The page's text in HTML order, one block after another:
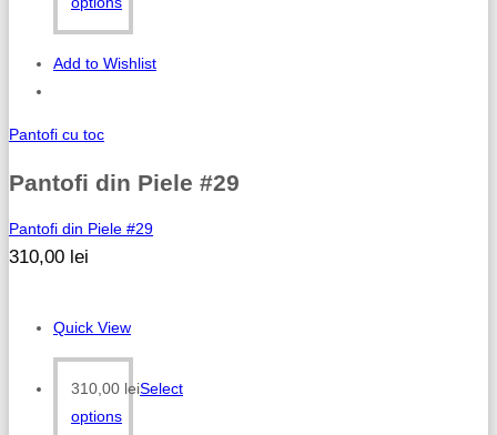
Add to Wishlist
Pantofi cu toc
Pantofi din Piele #29
Pantofi din Piele #29
310,00 lei
Quick View
310,00 leiSelect
options